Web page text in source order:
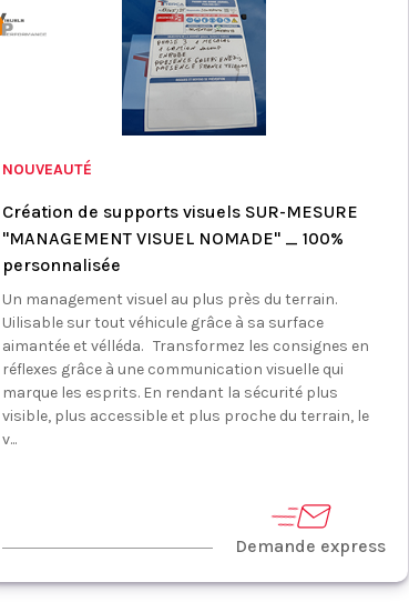
NOUVEAUTÉ
Création de supports visuels SUR-MESURE
"MANAGEMENT VISUEL NOMADE" _ 100%
personnalisée
Un management visuel au plus près du terrain.
Uilisable sur tout véhicule grâce à sa surface
aimantée et vélléda. Transformez les consignes en
réflexes grâce à une communication visuelle qui
marque les esprits. En rendant la sécurité plus
visible, plus accessible et plus proche du terrain, le
v...
Demande express